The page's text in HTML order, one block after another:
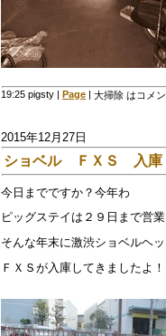
19:25 pigsty | Page | 大掃除 は コメ
2015年12月27日
ショベル ＦＸＳ 入庫
今日までですか？今年わ
ピッグステイは２９日まで営業
そんな年末に激渋ショベルヘ
ＦＸＳが入庫してきましたよ！